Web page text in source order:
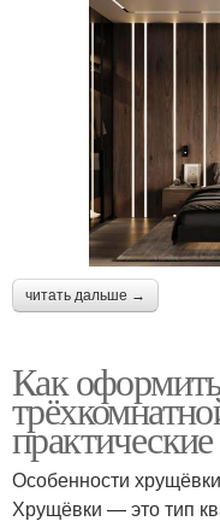
читать дальше →
Как
Особенности
Хрущёвки — это тип